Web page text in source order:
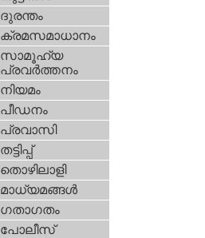
ദുരന്തം
ക്രമസമാധാനം
സാമൂഹ്യ
പ്രവര്‍ത്തനം
നിയമം
പീഡനം
പ്രവാസി
തട്ടിപ്പ്‌
തൊഴിലാളി
മാധ്യമങ്ങള്‍
ഗതാഗതം
പോലീസ്‌